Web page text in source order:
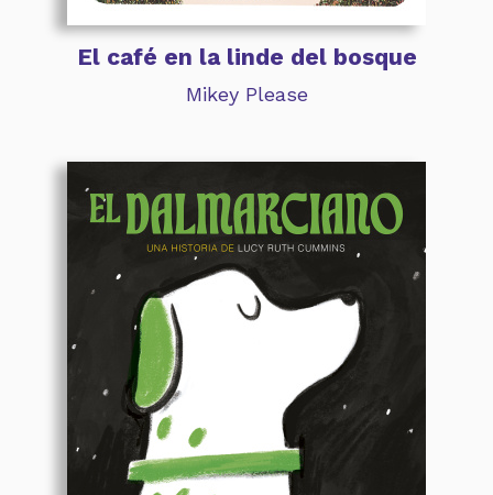
El café en la linde del bosque
Mikey Please